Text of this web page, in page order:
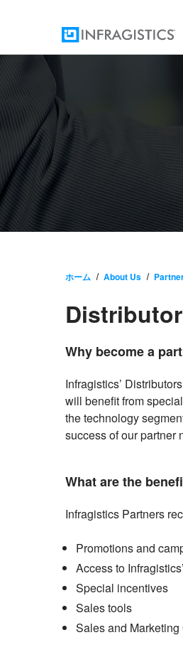
ホーム About Us
Why become a
Infragistics’
will benefit from
the technology
success of our partner
What are the
Infragistics Partners
Promotions and
Access to
Special incentives
Sales tools
Sales and